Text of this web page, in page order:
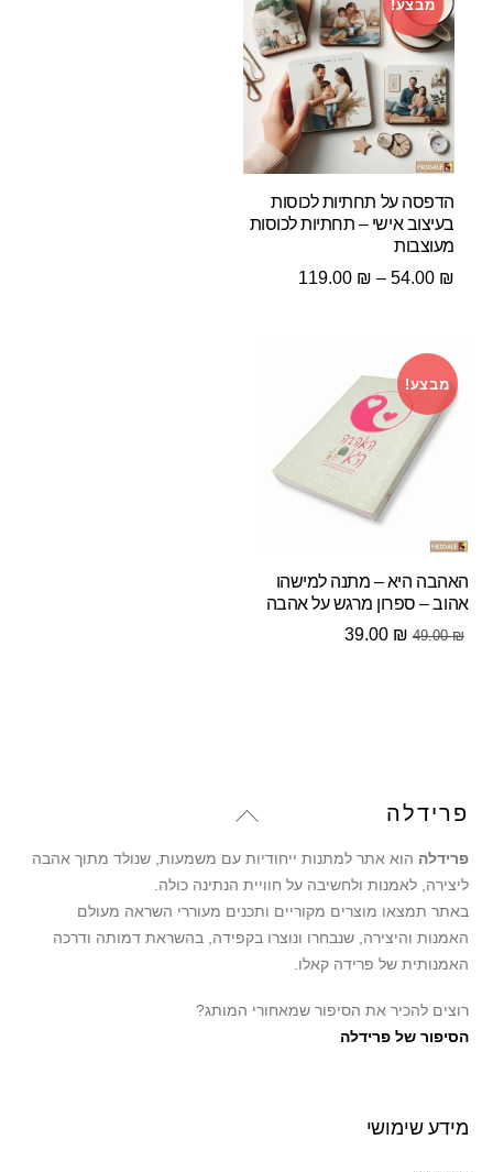
מבצע!
הדפסה על תחתיות לכוסות
בעיצוב אישי – תחתיות לכוסות
מעוצבות
54.00 ₪
–
119.00 ₪
מבצע!
האהבה היא – מתנה למישהו
אהוב – ספרון מרגש על אהבה
49.00₪
המחיר
39.00 ₪
המחיר
Back
Top
פרידלה
פרידלה הוא אתר למתנות ייחודיות עם משמעות, שנולד מתוך אהבה
ליצירה, לאמנות ולחשיבה על חוויית הנתינה כולה.
באתר תמצאו מוצרים מקוריים ותכנים מעוררי השראה מעולם
האמנות והיצירה, שנבחרו ונוצרו בקפידה, בהשראת דמותה ודרכה
האמנותית של פרידה קאלו.
רוצים להכיר את הסיפור שמאחורי המותג?
הסיפור של פרידלה
מידע שימושי